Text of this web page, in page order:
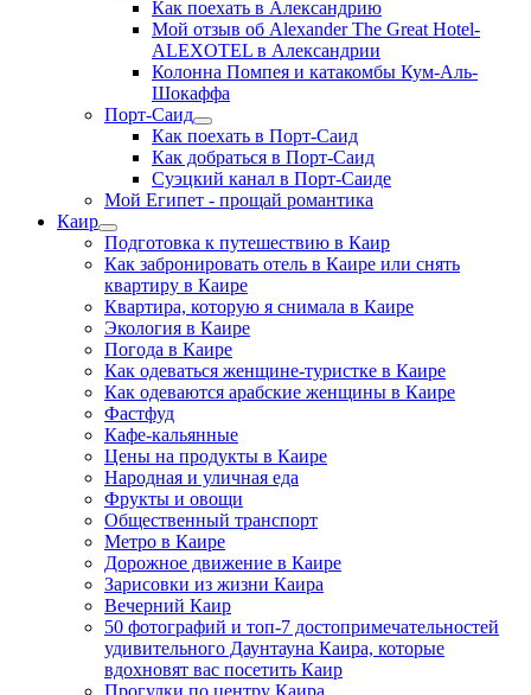
Как поехать в Александрию
Мой отзыв об Alexander The Great Hotel-
ALEXOTEL в Александрии
Колонна Помпея и катакомбы Кум-Аль-
Шокаффа
Порт-Саид
Как поехать в Порт-Саид
Как добраться в Порт-Саид
Суэцкий канал в Порт-Саиде
Мой Египет - прощай романтика
Каир
Подготовка к путешествию в Каир
Как забронировать отель в Каире или снять
квартиру в Каире
Квартира, которую я снимала в Каире
Экология в Каире
Погода в Каире
Как одеваться женщине-туристке в Каире
Как одеваются арабские женщины в Каире
Фастфуд
Кафе-кальянные
Цены на продукты в Каире
Народная и уличная еда
Фрукты и овощи
Общественный транспорт
Метро в Каире
Дорожное движение в Каире
Зарисовки из жизни Каира
Вечерний Каир
50 фотографий и топ-7 достопримечательностей
удивительного Даунтауна Каира, которые
вдохновят вас посетить Каир